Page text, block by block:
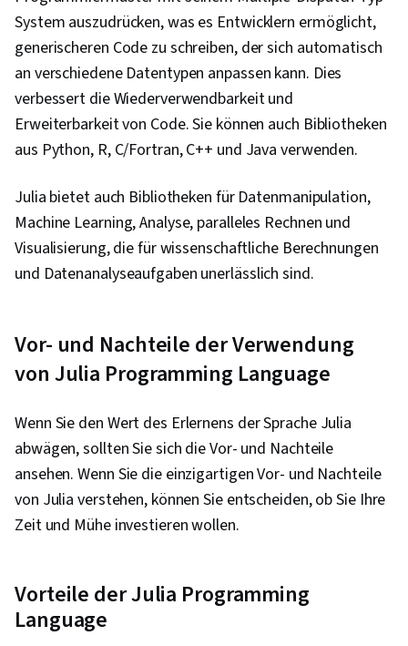
System auszudrücken, was es Entwicklern ermöglicht,
generischeren Code zu schreiben, der sich automatisch
an verschiedene Datentypen anpassen kann. Dies
verbessert die Wiederverwendbarkeit und
Erweiterbarkeit von Code. Sie können auch Bibliotheken
aus Python, R, C/Fortran, C++ und Java verwenden.
Julia bietet auch Bibliotheken für Datenmanipulation,
Machine Learning, Analyse, paralleles Rechnen und
Visualisierung, die für wissenschaftliche Berechnungen
und Datenanalyseaufgaben unerlässlich sind.
Vor- und Nachteile der Verwendung
von Julia Programming Language
Wenn Sie den Wert des Erlernens der Sprache Julia
abwägen, sollten Sie sich die Vor- und Nachteile
ansehen. Wenn Sie die einzigartigen Vor- und Nachteile
von Julia verstehen, können Sie entscheiden, ob Sie Ihre
Zeit und Mühe investieren wollen.
Vorteile der Julia Programming
Language